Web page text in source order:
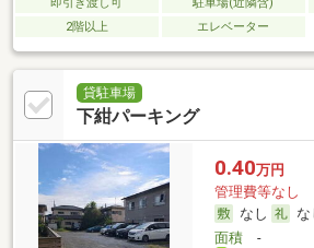
即引き渡し可 駐車場(近隣含)
2階以上
エレベーター
貸駐車場
下紺パーキング
0.40万円
管理費等なし
なし
な
面積-